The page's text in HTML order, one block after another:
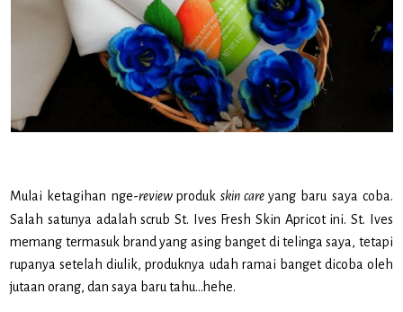
Mulai ketagihan nge-review produk skin careyang baru saya coba.
Salah satunya adalah scrub St. Ives Fresh Skin Apricot ini. St. Ives
memang termasuk brand yang asing banget di telinga saya, tetapi
rupanya setelah diulik, produknya udah ramai banget dicoba oleh
jutaan orang, dan saya baru tahu…hehe.